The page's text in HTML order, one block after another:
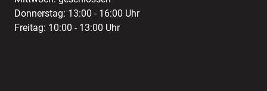
Donnerstag: 13:00 - 16:00 Uhr
Freitag: 10:00 - 13:00 Uhr